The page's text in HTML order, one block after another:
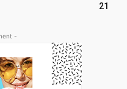
21
-